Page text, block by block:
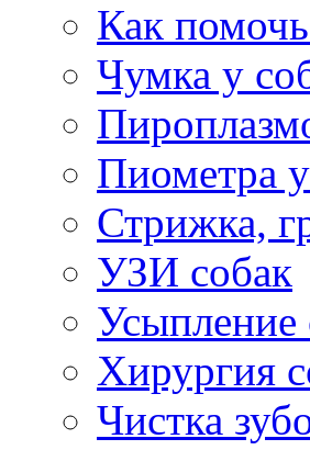
Как
Чумка у
Пиометра
Стрижка,
УЗИ собак
Усыпление
Хирургия
Чистка